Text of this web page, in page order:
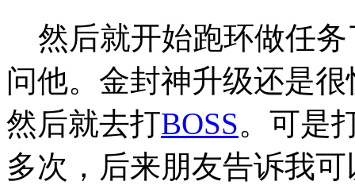
然后就开始跑环做任务
问他。金封神升级还是
然后就去打BOSS。可是
多次，后来朋友告诉我